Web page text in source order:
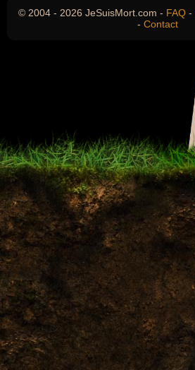
© 2004 - 2026 JeSuisMort.com - FAQ -
- Contact